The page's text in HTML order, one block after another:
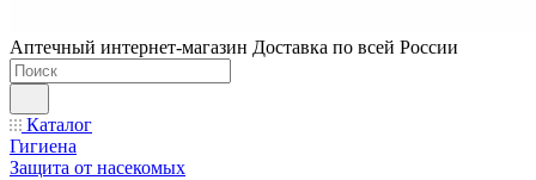
Аптечный интернет-магазин Доставка по всей России
Каталог
Гигиена
Защита от насекомых